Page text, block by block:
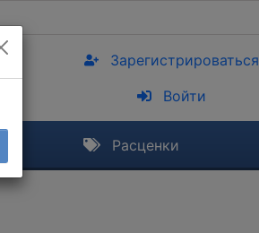
Зарегистрироваться
Войти
Расценки